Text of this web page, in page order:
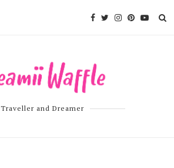
Traveller and Dreamer